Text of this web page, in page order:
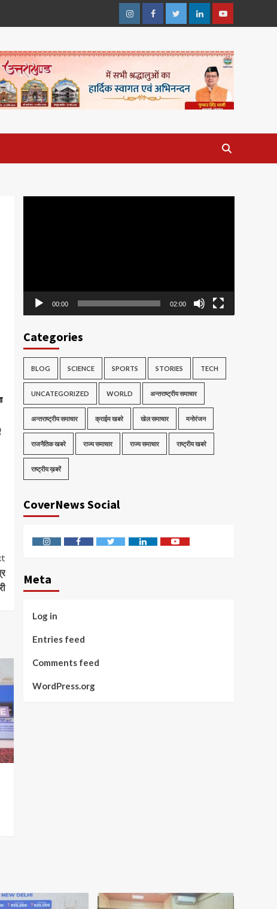
InstagramFacebookTwitterLinkedinYoutube
00:00 02:00
Categories
BLOG SCIENCE SPORTS STORIES TECH
UNCATEGORIZED WORLD अन्तराष्ट्रीय समाचार
अन्तराष्ट्रीय समाचार क्राईम खबरे खेल समाचार मनोरंजन
राजनैतिक खबरे राज्य समाचार राज्य समाचार राष्ट्रीय खबरे
राष्ट्रीय ख़बरें
CoverNews Social
InstagramFacebookTwitter LinkedinYoutube
Meta
Log in
Entries feed
Comments feed
WordPress.org